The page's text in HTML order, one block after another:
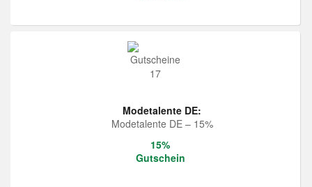
Modetalente DE:
Modetalente DE – 15%
15%
Gutschein